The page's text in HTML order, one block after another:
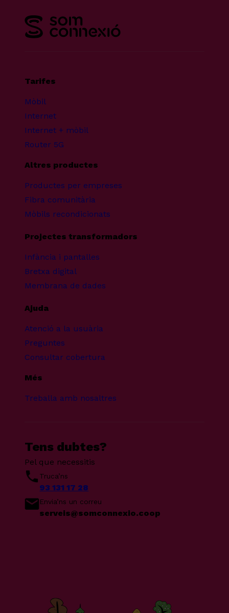
Tarifes
Mòbil
Internet
Internet + mòbil
Router 5G
Altres productes
Productes per empreses
Fibra comunitària
Mòbils recondicionats
Projectes transformadors
Infància i pantalles
Bretxa digital
Membrana de dades
Ajuda
Atenció a la usuària
Preguntes
Consultar cobertura
Més
Treballa amb nosaltres
Tens dubtes?
Pel que necessitis
Truca’ns
93 131 17 28
Envia’ns un correu
serveis@somconnexio.coop